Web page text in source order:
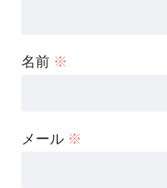
名前 ※
メール ※